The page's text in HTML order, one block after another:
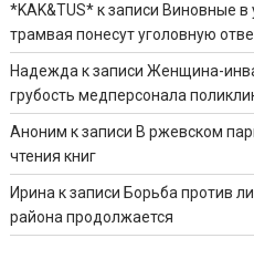
*KAK&TUS*к записи Виновные в
трамвая понесут уголовную
Надеждак записиЖенщина-
грубость медперсонала
Аноним к записи В ржевском
чтения книг
Иринак записи Борьба против
района продолжается